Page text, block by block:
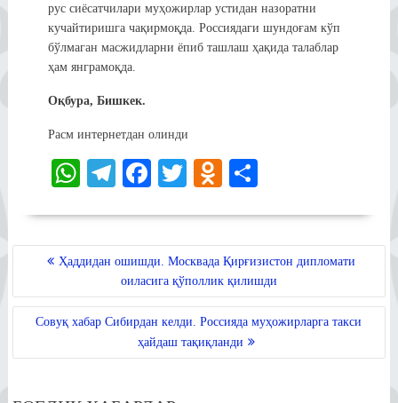
рус сиёсатчилари муҳожирлар устидан назоратни
кучайтиришга чақирмоқда. Россиядаги шундоғам кўп
бўлмаган масжидларни ёпиб ташлаш ҳақида талаблар
ҳам янграмоқда.
Оқбура, Бишкек.
Расм интернетдан олинди
W
A
Te
a
m
Fa
ok
T
r
O
la
ss
ni
ki
POST
MENYUSI
Ҳаддидан ошишди. Москвада Қирғизистон дипломати
оиласига қўполлик қилишди
Совуқ хабар Сибирдан келди. Россияда муҳожирларга такси
ҳайдаш тақиқланди